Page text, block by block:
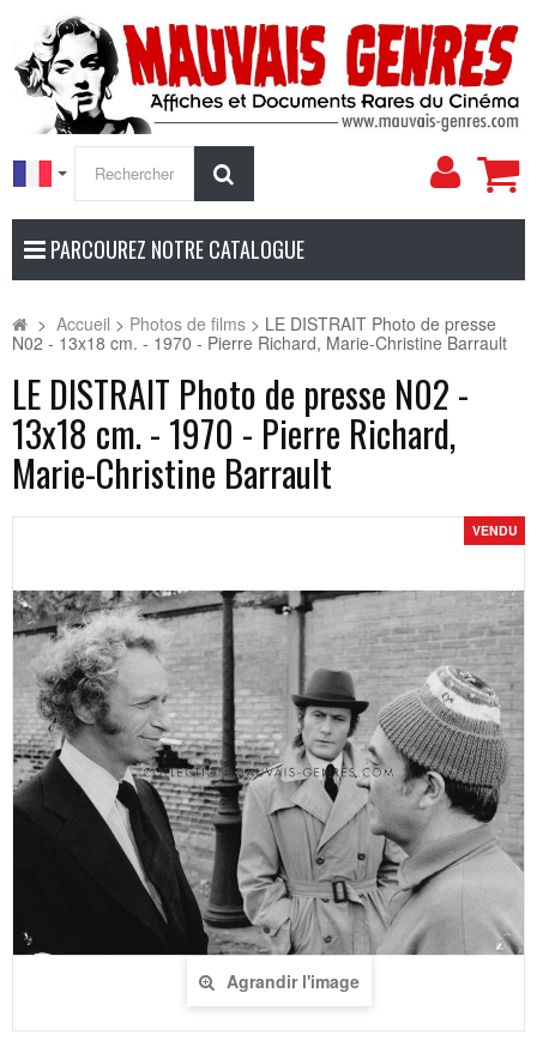
Mon
PARCOUREZ NOTRE CATALOGUE
> Accueil > Photos de films > LE DISTRAIT Photo de presse
N02 - 13x18 cm. - 1970 - Pierre Richard, Marie-Christine Barrault
LE DISTRAIT Photo de presse N02 -
13x18 cm. - 1970 - Pierre Richard,
Marie-Christine Barrault
Agrandir l'image
VENDU